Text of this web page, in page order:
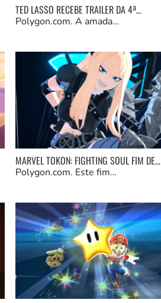
TED LASSO RECEBE TRAILER DA 4ª…
Polygon.com. A amada…
MARVEL TOKON: FIGHTING SOUL FIM DE…
Polygon.com. Este fim…